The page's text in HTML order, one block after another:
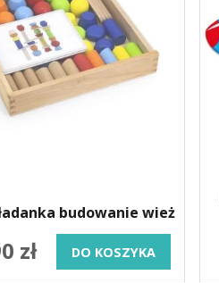
budowanie wież
zł DO KOSZYKA